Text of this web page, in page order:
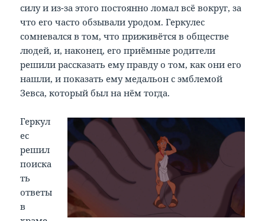
силу и из-за этого постоянно ломал всё вокруг, за
что его часто обзывали уродом. Геркулес
сомневался в том, что приживётся в обществе
людей, и, наконец, его приёмные родители
решили рассказать ему правду о том, как они его
нашли, и показать ему медальон с эмблемой
Зевса, который был на нём тогда.
Геркул
ес
решил
поиска
ть
ответы
в